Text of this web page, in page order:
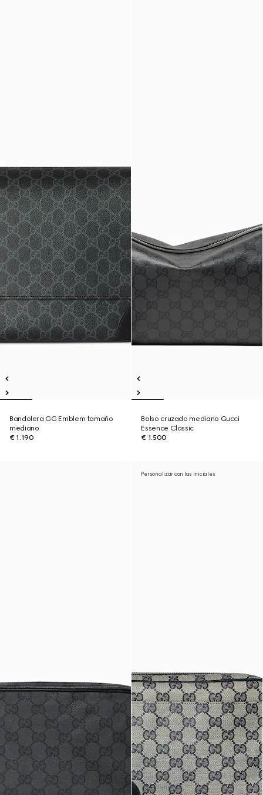
Bandolera GG Emblem tamaño
mediano
€ 1.190
Bolso cruzado mediano Gucci
Essence Classic
€ 1.500
Personalizar con las iniciales